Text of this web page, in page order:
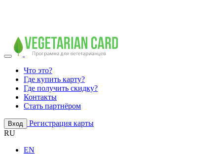
Что это?
Где купить карту?
Где получить скидку?
Контакты
Стать партнёром
Вход
Регистрация карты
RU
EN